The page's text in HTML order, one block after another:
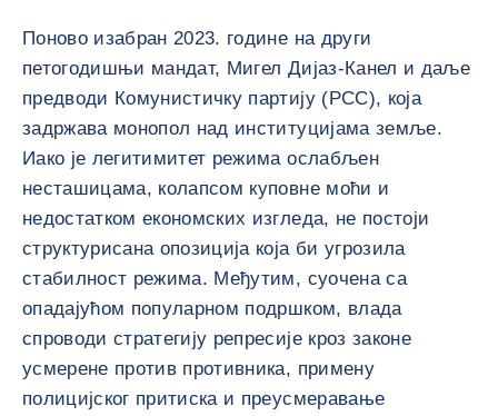
Поново изабран 2023. године на други
петогодишњи мандат, Мигел Дијаз-Канел и даље
предводи Комунистичку партију (PCC), која
задржава монопол над институцијама земље.
Иако је легитимитет режима ослабљен
несташицама, колапсом куповне моћи и
недостатком економских изгледа, не постоји
структурисана опозиција која би угрозила
стабилност режима. Међутим, суочена са
опадајућом популарном подршком, влада
спроводи стратегију репресије кроз законе
усмерене против противника, примену
полицијског притиска и преусмеравање